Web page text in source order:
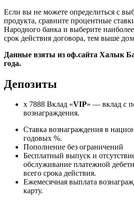
Если вы не можете определиться с
продукта, сравните процентные
Народного банка и выберите
срок действия договора, тем выше
Данные взяты из оф.сайта Халык
года.
Депозиты
x 7888 Вклад «VIP» — вклад с
вознаграждения.
Ставка вознаграждения в
годовых %.
Пополнение без ограничений
Бесплатный выпуск и
обслуживание платежной
всего срока действия.
Ежемесячная выплата
карту.